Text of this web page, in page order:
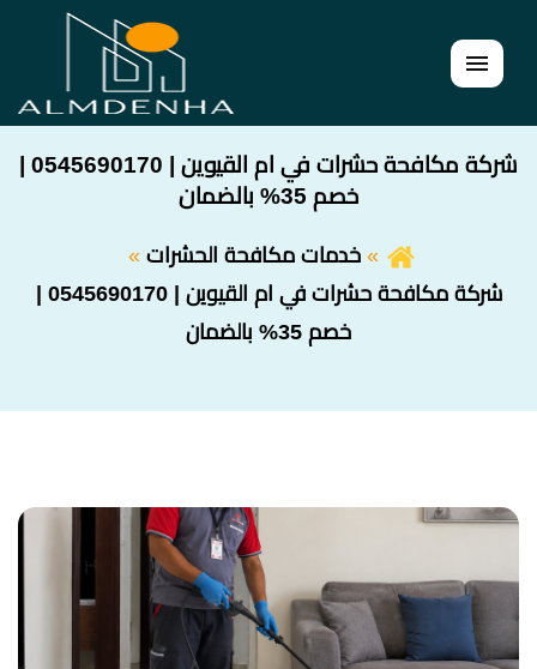
القائمة
خصم 35% بالضمان
خدمات مكافحة الحشرات
خصم 35% بالضمان